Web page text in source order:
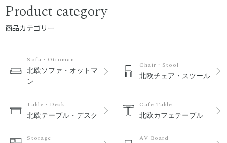
Product category
商品カテゴリー
Sofa・Ottoman
北欧ソファ・オットマ
ン
Chair・Stool
北欧チェア・スツール
Table・Desk
北欧テーブル・デスク
Cafe Table
北欧カフェテーブル
Storage AV Board